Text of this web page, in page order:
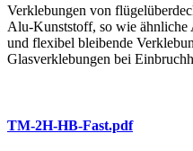
Verklebungen von
Alu-Kunststoff, so wie ähnliche
und flexibel bleibende
Glasverklebungen bei
TM-2H-HB-Fast.pdf